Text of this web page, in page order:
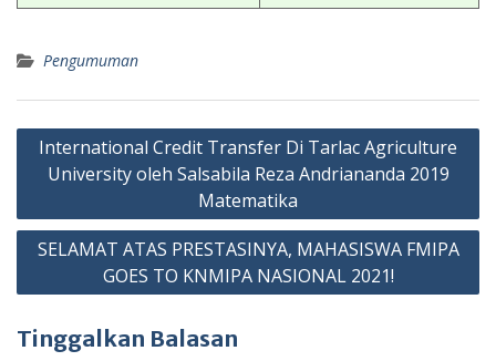
Pengumuman
Navigasi
pos
International Credit Transfer Di Tarlac Agriculture
University oleh Salsabila Reza Andriananda 2019
Matematika
SELAMAT ATAS PRESTASINYA, MAHASISWA FMIPA
GOES TO KNMIPA NASIONAL 2021!
Tinggalkan Balasan